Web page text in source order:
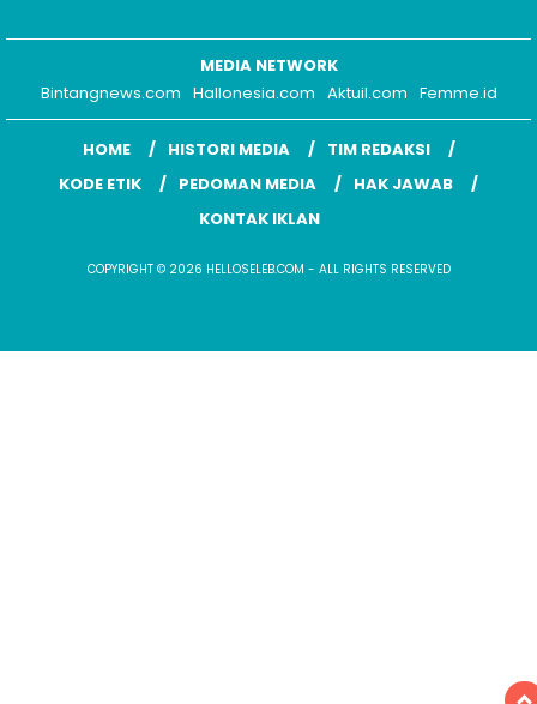
MEDIA NETWORK
Bintangnews.com Hallonesia.com Aktuil.com Femme.id
HOME HISTORI MEDIA
TIM REDAKSI
KODE ETIK
PEDOMAN MEDIA
HAK JAWAB
KONTAK IKLAN
COPYRIGHT © 2026 HELLOSELEB.COM - ALL RIGHTS RESERVED